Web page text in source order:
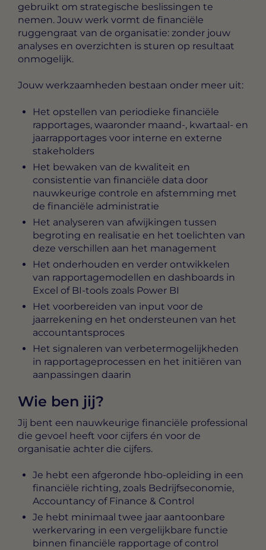
gebruikt om strategische beslissingen te
nemen. Jouw werk vormt de financiële
ruggengraat van de organisatie: zonder jouw
analyses en overzichten is sturen op resultaat
onmogelijk.
Jouw werkzaamheden bestaan onder meer uit:
Het opstellen van periodieke financiële
rapportages, waaronder maand-, kwartaal- en
jaarrapportages voor interne en externe
stakeholders
Het bewaken van de kwaliteit en
consistentie van financiële data door
nauwkeurige controle en afstemming met
de financiële administratie
Het analyseren van afwijkingen tussen
begroting en realisatie en het toelichten van
deze verschillen aan het management
Het onderhouden en verder ontwikkelen
van rapportagemodellen en dashboards in
Excel of BI-tools zoals Power BI
Het voorbereiden van input voor de
jaarrekening en het ondersteunen van het
accountantsproces
Het signaleren van verbetermogelijkheden
in rapportageprocessen en het initiëren van
aanpassingen daarin
Wie ben jij?
Jij bent een nauwkeurige financiële professional
die gevoel heeft voor cijfers én voor de
organisatie achter die cijfers.
Je hebt een afgeronde hbo-opleiding in een
financiële richting, zoals Bedrijfseconomie,
Accountancy of Finance & Control
Je hebt minimaal twee jaar aantoonbare
werkervaring in een vergelijkbare functie
binnen financiële rapportage of control